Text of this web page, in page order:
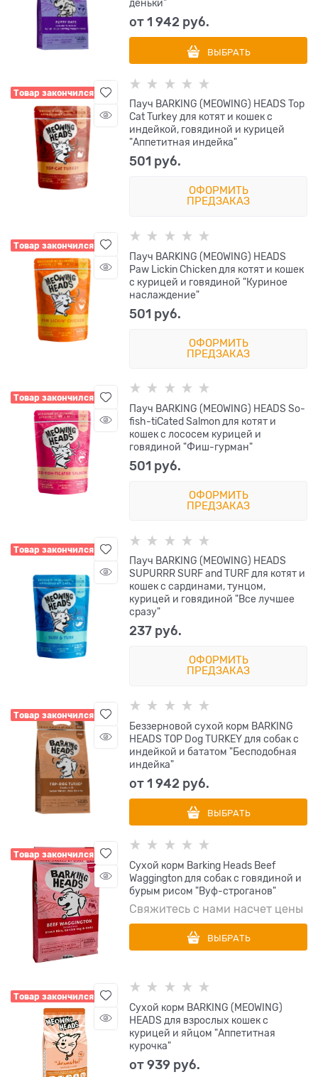
деньки"
от1 942 руб.
ВЫБРАТЬ
Товар закончился
Пауч BARKING (MEOWING) HEADS Top
Cat Turkey для котят и кошек с
индейкой, говядиной и курицей
"Аппетитная индейка"
501 руб.
ОФОРМИТЬ
ПРЕДЗАКАЗ
Товар закончился
Пауч BARKING (MEOWING) HEADS
Paw Lickin Chicken для котят и кошек
с курицей и говядиной "Куриное
наслаждение"
501 руб.
ОФОРМИТЬ
ПРЕДЗАКАЗ
Товар закончился
Пауч BARKING (MEOWING) HEADS So-
fish-tiCated Salmon для котят и
кошек с лососем курицей и
говядиной "Фиш-гурман"
501 руб.
ОФОРМИТЬ
ПРЕДЗАКАЗ
Товар закончился
Пауч BARKING (MEOWING) HEADS
SUPURRR SURF and TURF для котят и
кошек с сардинами, тунцом,
курицей и говядиной "Все лучшее
сразу"
237 руб.
ОФОРМИТЬ
ПРЕДЗАКАЗ
Товар закончился
Беззерновой сухой корм BARKING
HEADS TOP Dog TURKEY для собак с
индейкой и бататом "Бесподобная
индейка"
от1 942 руб.
ВЫБРАТЬ
Товар закончился
Сухой корм Barking Heads Beef
Waggington для собак с говядиной и
бурым рисом "Вуф-строганов"
Свяжитесь с нами насчет цены
ВЫБРАТЬ
Товар закончился
Сухой корм BARKING (MEOWING)
HEADS для взрослых кошек с
курицей и яйцом "Аппетитная
курочка"
от939 руб.